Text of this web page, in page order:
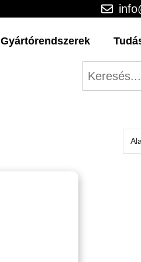
Gyártórendszerek